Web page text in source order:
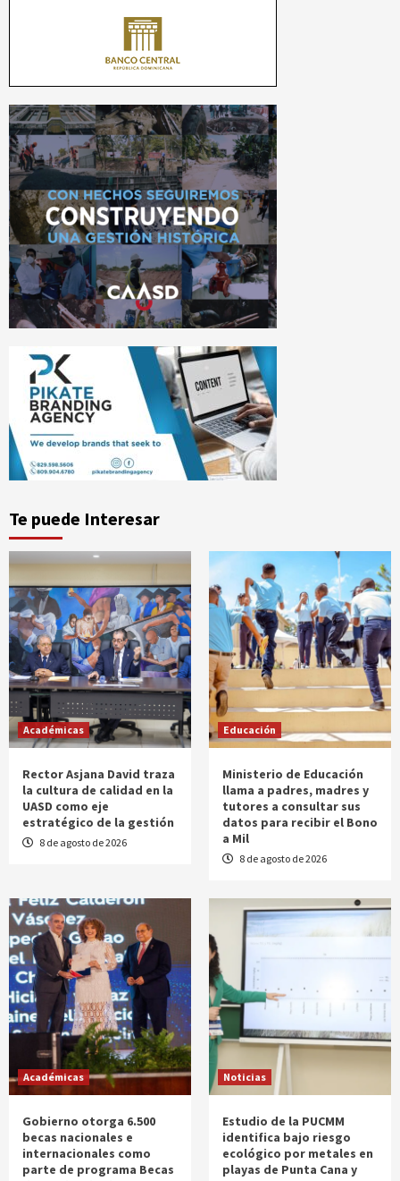
Te puede Interesar
Académicas
Rector Asjana David traza
la cultura de calidad en la
UASD como eje
estratégico de la gestión
8 de agosto de 2026
Educación
Ministerio de Educación
llama a padres, madres y
tutores a consultar sus
datos para recibir el Bono
a Mil
8 de agosto de 2026
Académicas
Gobierno otorga 6.500
becas nacionales e
internacionales como
parte de programa Becas
Noticias
Estudio de la PUCMM
identifica bajo riesgo
ecológico por metales en
playas de Punta Cana y